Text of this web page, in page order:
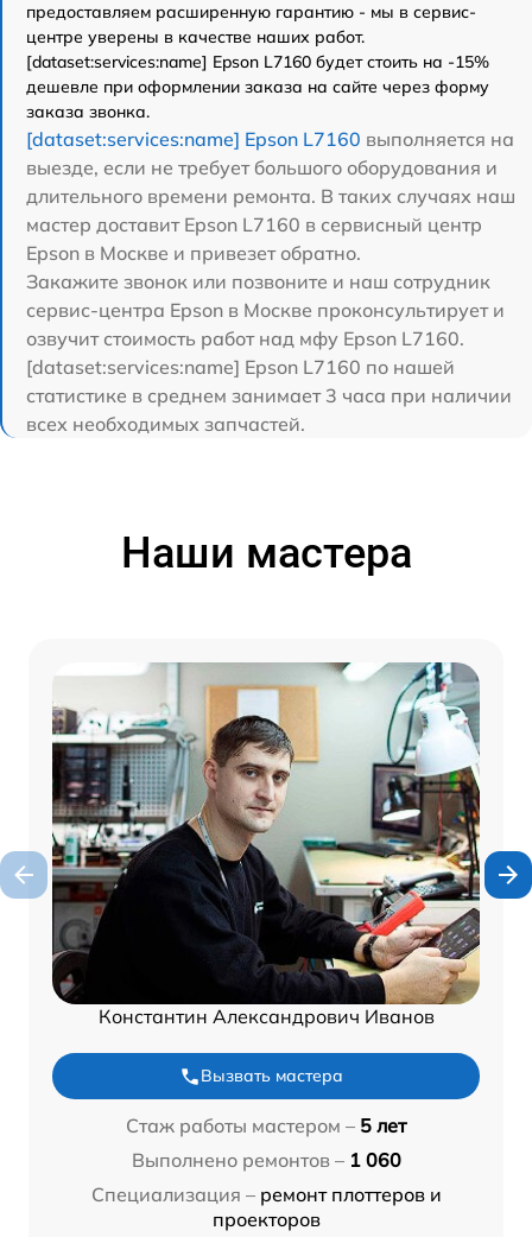
предоставляем расширенную гарантию - мы в сервис-
центре уверены в качестве наших работ.
[dataset:services:name] Epson L7160 будет стоить на -15%
дешевле при оформлении заказа на сайте через форму
заказа звонка.
[dataset:services:name] Epson L7160 выполняется на
выезде, если не требует большого оборудования и
длительного времени ремонта. В таких случаях наш
мастер доставит Epson L7160 в сервисный центр
Epson в Москве и привезет обратно.
Закажите звонок или позвоните и наш сотрудник
сервис-центра Epson в Москве проконсультирует и
озвучит стоимость работ над мфу Epson L7160.
[dataset:services:name] Epson L7160 по нашей
статистике в среднем занимает 3 часа при наличии
всех необходимых запчастей.
Наши мастера
Константин Александрович Иванов
Вызвать мастера
Стаж работы мастером – 5 лет
Выполнено ремонтов – 1 060
Специализация – ремонт плоттеров и
проекторов